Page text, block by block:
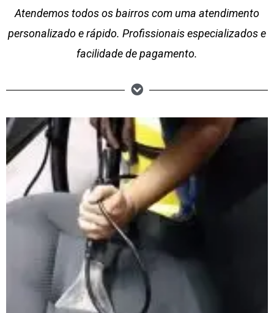
Atendemos todos os bairros com uma atendimento
personalizado e rápido. Profissionais especializados e
facilidade de pagamento.